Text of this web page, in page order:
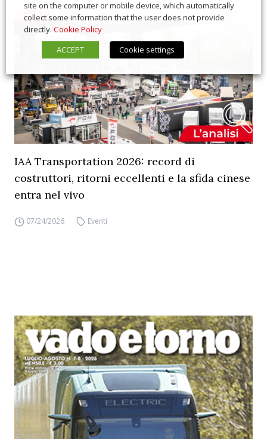
IAA Transportation 2026: record di
costruttori, ritorni eccellenti e la sfida cinese
entra nel vivo
07/24/2026 Eventi
site on the computer or mobile device, which automatically
collect some information that the user does not provide
directly. Cookie Policy
ACCEPT
Cookie settings